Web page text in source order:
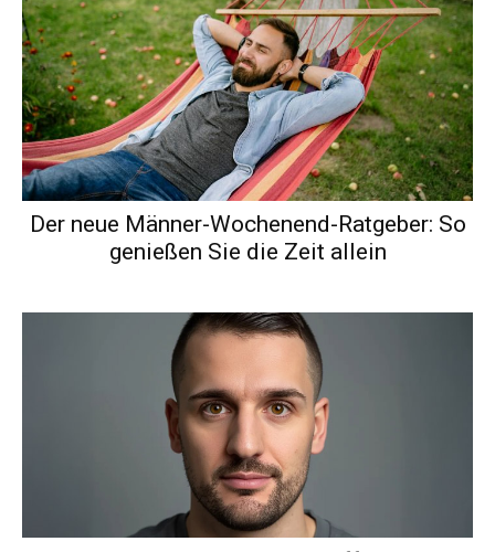
Der neue Männer-Wochenend-Ratgeber: So
genießen Sie die Zeit allein